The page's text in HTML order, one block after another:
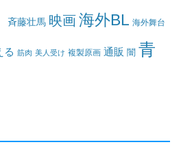
斉藤壮馬 映画海外BL 海外舞台
る 筋肉 美人受け 複製原画 通販 闇 青